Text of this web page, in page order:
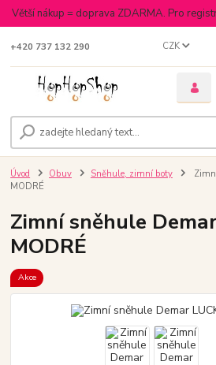
Větší nákup = doprava ZDARMA. Pro
CZK
+420 737 132 290
Úvod Obuv Sněhule, zimní boty
MODRÉ
Zimní sněhule
MODRÉ
Akce